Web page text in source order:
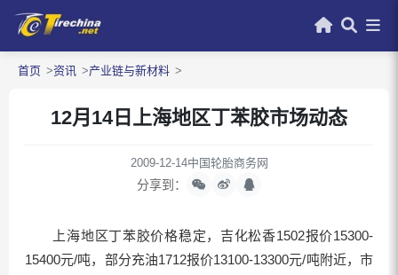
首页 资讯 产业链与新材料
12月14日上海地区丁苯胶市场动态
2009-12-14中国轮胎商务网
分享到：
上海地区丁苯胶价格稳定，吉化松香1502报价15300-
15400元/吨，部分充油1712报价13100-13300元/吨附近，市